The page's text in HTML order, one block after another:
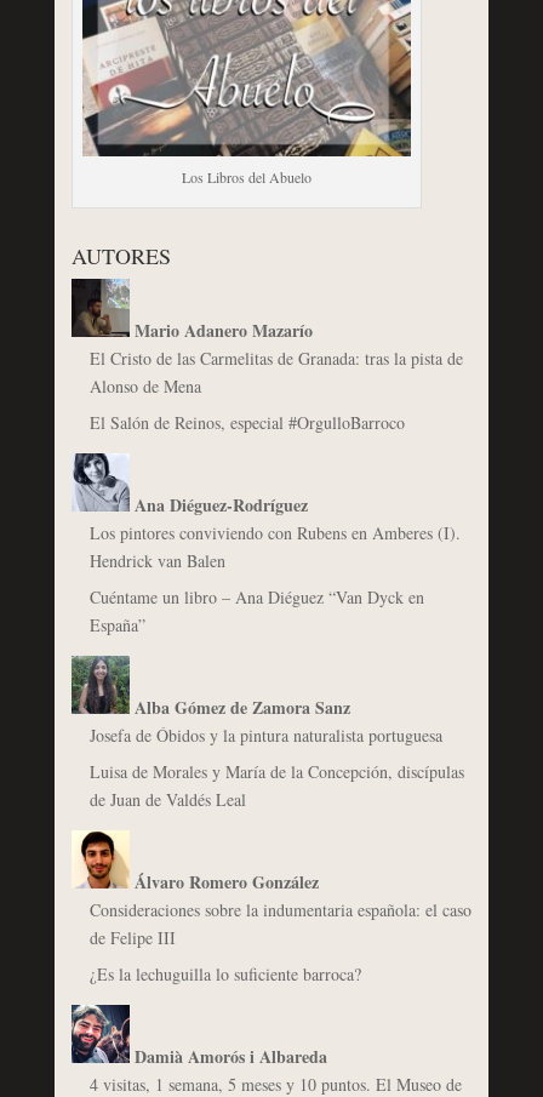
Los Libros del Abuelo
AUTORES
Mario Adanero Mazarío
El Cristo de las Carmelitas de Granada: tras la pista de
Alonso de Mena
El Salón de Reinos, especial #OrgulloBarroco
Ana Diéguez-Rodríguez
Los pintores conviviendo con Rubens en Amberes (I).
Hendrick van Balen
Cuéntame un libro – Ana Diéguez “Van Dyck en
España”
Alba Gómez de Zamora Sanz
Josefa de Óbidos y la pintura naturalista portuguesa
Luisa de Morales y María de la Concepción, discípulas
de Juan de Valdés Leal
Álvaro Romero González
Consideraciones sobre la indumentaria española: el caso
de Felipe III
¿Es la lechuguilla lo suficiente barroca?
Damià Amorós i Albareda
4 visitas, 1 semana, 5 meses y 10 puntos. El Museo de